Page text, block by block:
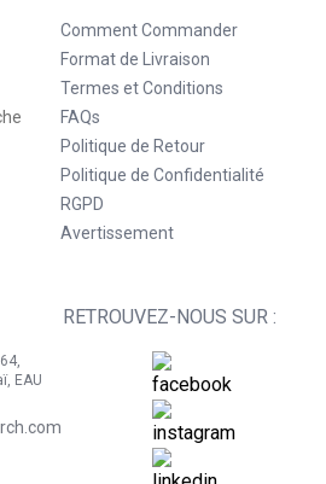
Comment Commander
Format de Livraison
Termes et Conditions
FAQs
Politique de Retour
Politique de Confidentialité
RGPD
Avertissement
EAU
RETROUVEZ-NOUS SUR :